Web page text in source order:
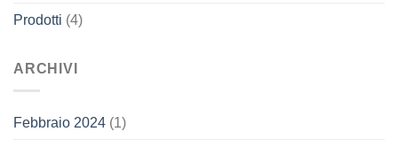
Prodotti (4)
ARCHIVI
Febbraio 2024 (1)